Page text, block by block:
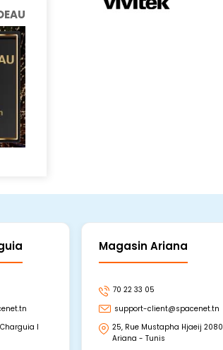
I
Magasin Ariana
70 22 33 05
support-client@spacenet.tn
25, Rue Mustapha Hjaeij 2080
Ariana - Tunis